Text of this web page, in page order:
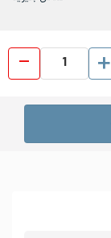
زانو 90 درجه